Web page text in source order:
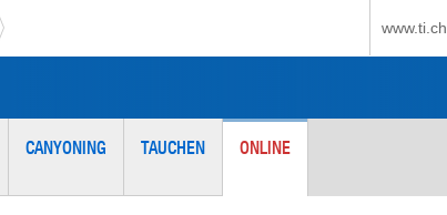
CANYONING TAUCHEN ONLINE